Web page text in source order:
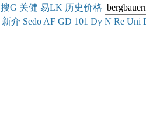
搜G 关健 易LK 历史价格
新介 Sedo AF GD 101 Dy N Re Uni